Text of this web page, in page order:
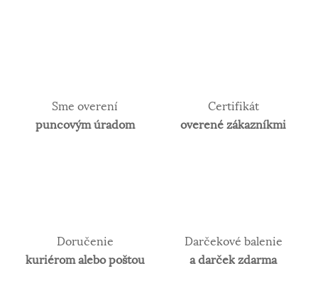
Sme overení
puncovým úradom
Certifikát
overené zákazníkmi
Doručenie
kuriérom alebo poštou
Darčekové balenie
a darček zdarma